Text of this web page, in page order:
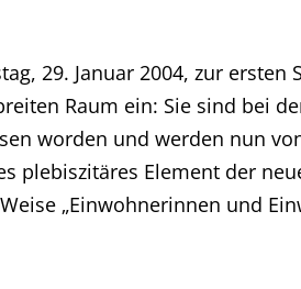
29. Januar 2004, zur
Raum ein: Sie sind bei
worden und werden nun
plebiszitäres Element der
„Einwohnerinnen und